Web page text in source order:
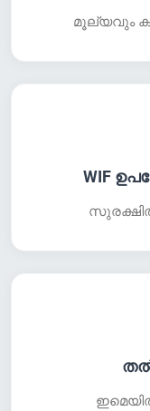
മൂല്യവും
WIF